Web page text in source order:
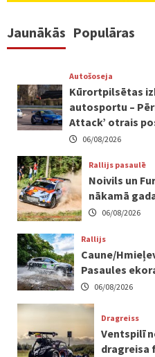
Jaunākās Populāras
Autošoseja
Kūrortpilsētas
autosportu –
Attack’ otrais
06/08/2026
Rallijs pasaulē
Noivils un
nākamā
06/08/2026
Rallijs
Caune/
Pasaules
06/08/2026
Dragreiss
Ventspilī
dragreisa